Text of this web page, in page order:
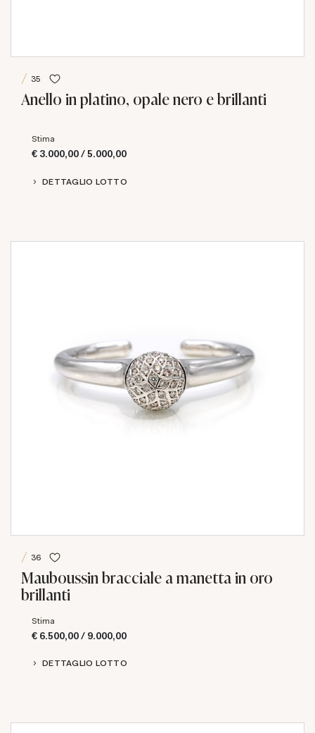
35
Anello in platino, opale nero e brillanti
Stima
€ 3.000,00 / 5.000,00
DETTAGLIO LOTTO
36
Mauboussin bracciale a manetta in oro
brillanti
Stima
€ 6.500,00 / 9.000,00
DETTAGLIO LOTTO